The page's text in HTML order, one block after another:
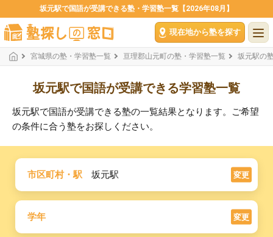
坂元駅で国語が受講できる塾・学習塾一覧【2026年08月】
現在地から塾を探す
宮城県の塾・学習塾一覧 亘理郡山元町の塾・学習塾一覧 坂元駅の
坂元駅で国語が受講できる学習塾一覧
坂元駅で国語が受講できる塾の一覧結果となります。ご希望
の条件に合う塾をお探しください。
市区町村・駅 坂元駅 変更
学年 変更